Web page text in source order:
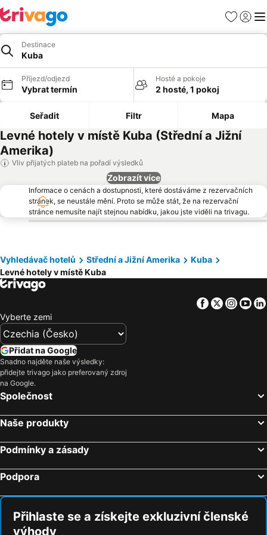
Oblíbené
Destinace
Kuba
Příjezd/odjezd
Vybrat termín
Hosté a pokoje
2 hosté, 1 pokoj
Seřadit Filtr Mapa
Levné hotely v místě Kuba (Střední a Jižní
Amerika)
Vliv přijatých plateb na pořadí výsledků
Zobrazít více
Informace o cenách a dostupnosti, které dostáváme z rezervačních
stránek, se neustále mění. Proto se může stát, že na rezervační
stránce nemusíte najít stejnou nabídku, jakou jste viděli na trivagu.
Vyhledávač hotelů Střední a Jižní Amerika
Kuba
Levné hotely v místě Kuba
Facebook
Twitter
Vyberte zemi
Přidat na Google
Snadno najděte naše výsledky:
přidejte trivago jako preferovaný zdroj
na Google.
Společnost
Naše produkty
Podmínky a zásady
Podpora
Přihlaste se a získejte exkluzivní členské
výhody